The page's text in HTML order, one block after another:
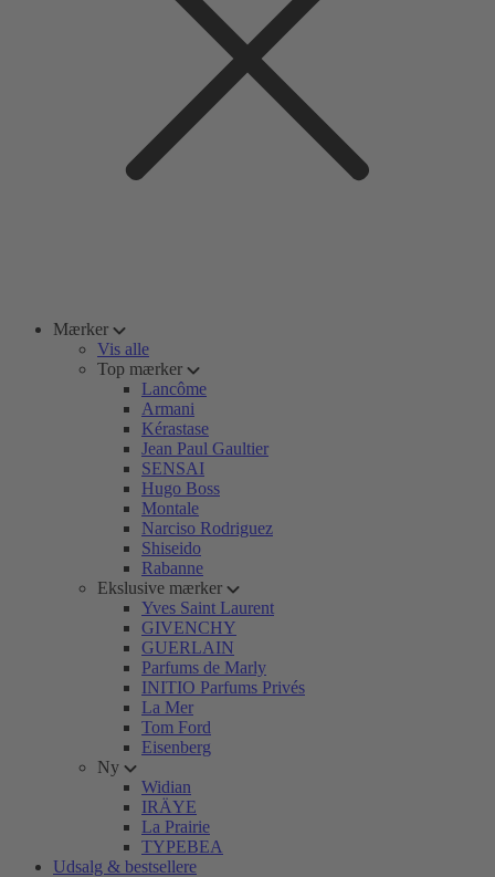
Mærker
Vis alle
Top mærker
Lancôme
Armani
Kérastase
Jean Paul Gaultier
SENSAI
Hugo Boss
Montale
Narciso Rodriguez
Shiseido
Rabanne
Ekslusive mærker
Yves Saint Laurent
GIVENCHY
GUERLAIN
Parfums de Marly
INITIO Parfums Privés
La Mer
Tom Ford
Eisenberg
Ny
Widian
IRÄYE
La Prairie
TYPEBEA
Udsalg & bestsellere